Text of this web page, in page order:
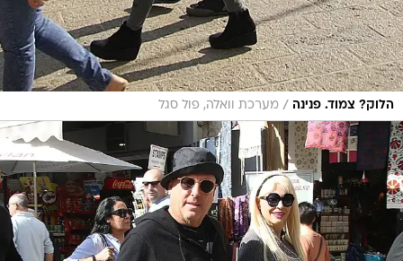
הלוק? צמוד. פנינה / מערכת וואלה, פול סגל